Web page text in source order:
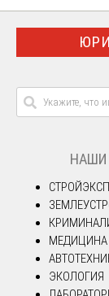
НАШИ
МЕДИЦИНА
ЭКОЛОГИЯ